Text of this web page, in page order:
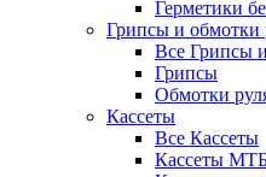
Герметики
Грипсы и обмотки
Все Грипсы
Грипсы
Обмотки
Кассеты
Все Кассеты
Кассеты